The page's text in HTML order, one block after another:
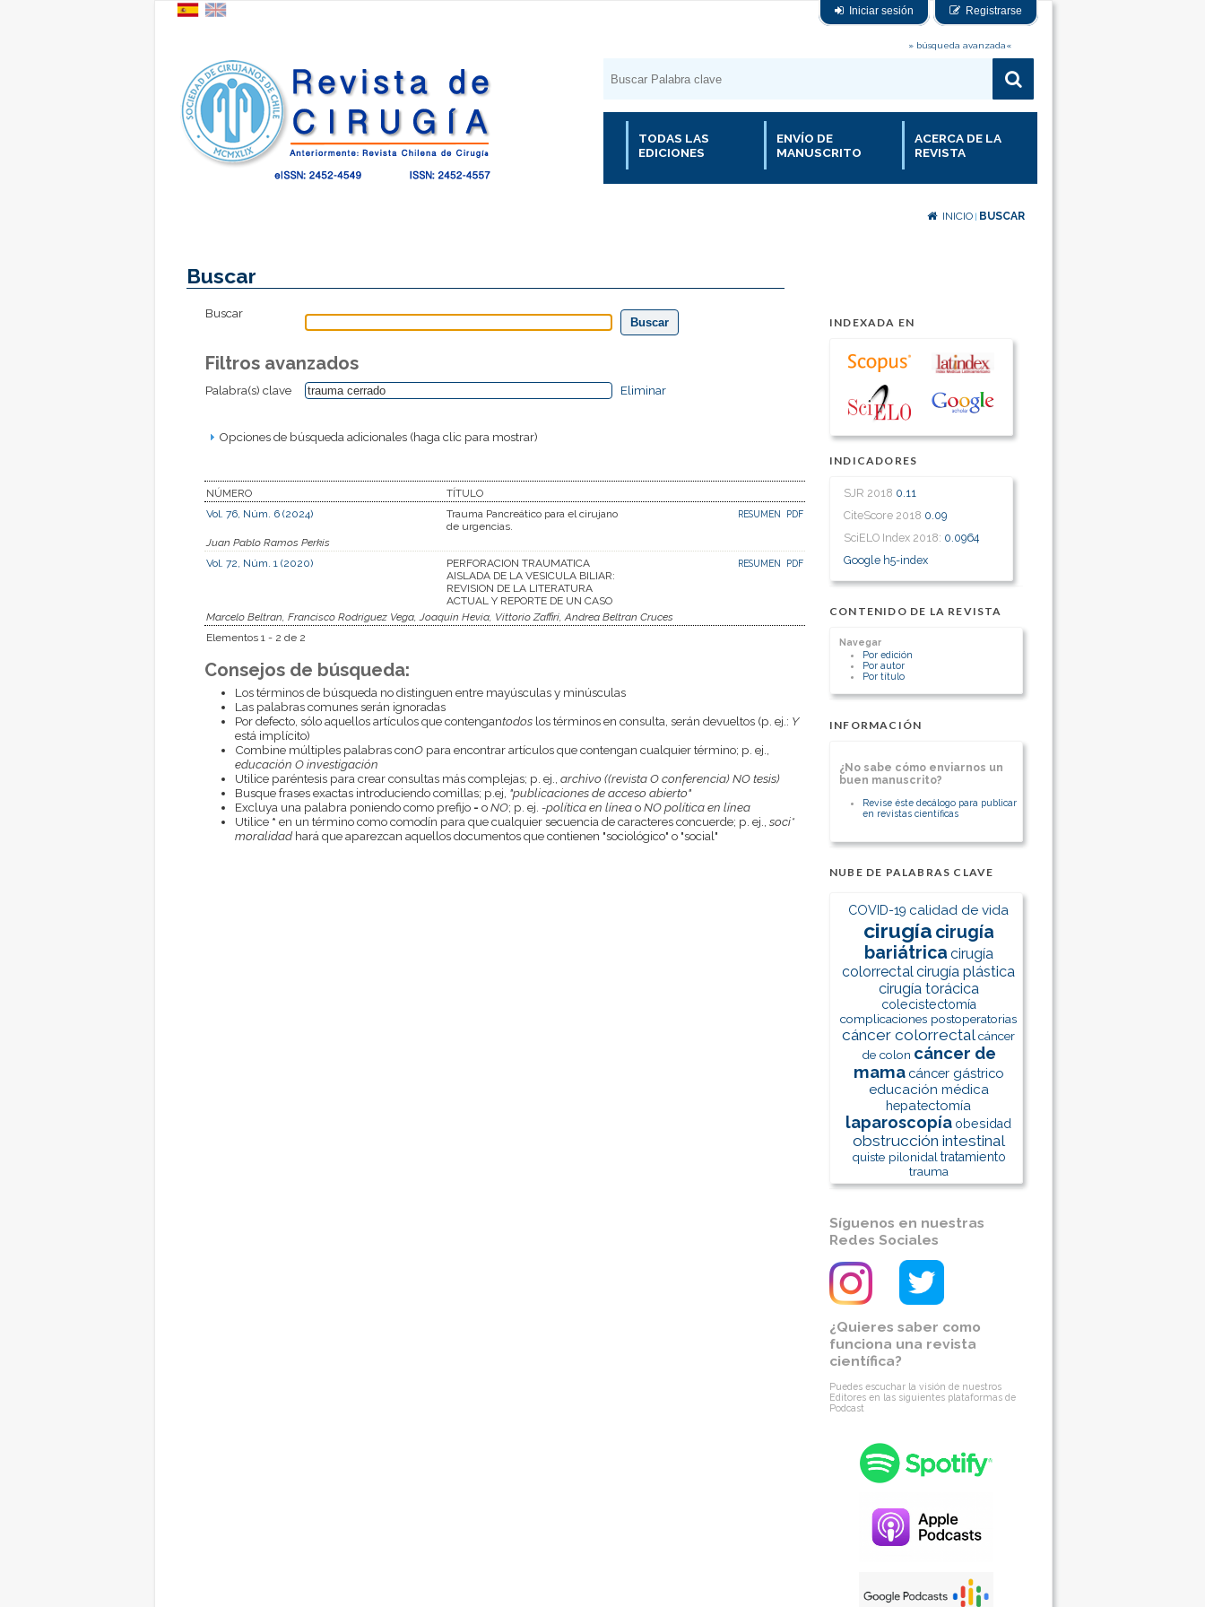
Iniciar sesión Registrarse
» búsqueda avanzada«
TODAS LAS
EDICIONES
ENVÍO DE
MANUSCRITO
ACERCA DE LA
REVISTA
INICIO BUSCAR
INDEXADA EN
INDICADORES
SJR 2018 0.11
CiteScore 2018 0.09
SciELO Index 2018: 0.0964
Google h5-index
CONTENIDO DE LA REVISTA
Navegar
Por edición
Por autor
Por título
INFORMACIÓN
¿No sabe cómo enviarnos un
buen manuscrito?
Revise éste decálogo para publicar
en revistas científicas
NUBE DE PALABRAS CLAVE
COVID-19 calidad de vida
cirugía cirugía
bariátrica cirugía
colorrectalcirugía plástica
cirugía torácica
colecistectomía
complicaciones postoperatorias
cáncer colorrectalcáncer
de colon cáncer de
mama cáncer gástrico
educación médica
hepatectomía
laparoscopía obesidad
obstrucción intestinal
quiste pilonidal tratamiento
trauma
Síguenos en nuestras
Redes Sociales
¿Quieres saber como
funciona una revista
científica?
Puedes escuchar la visión de nuestros
Editores en las siguientes plataformas de
Podcast
Buscar
Buscar
Filtros avanzados
Palabra(s) clave Eliminar
Opciones de búsqueda adicionales (haga clic para mostrar)
NÚMERO
TÍTULO
Vol. 76, Núm. 6 (2024)
Trauma Pancreático para el cirujano
de urgencias.
RESUMEN PDF
Juan Pablo Ramos Perkis
Vol. 72, Núm. 1 (2020)
PERFORACION TRAUMATICA
AISLADA DE LA VESICULA BILIAR:
REVISION DE LA LITERATURA
ACTUAL Y REPORTE DE UN CASO
RESUMEN PDF
Marcelo Beltran, Francisco Rodriguez Vega, Joaquin Hevia, Vittorio Zaffiri, Andrea Beltran Cruces
Elementos 1 - 2 de 2
Consejos de búsqueda:
Los términos de búsqueda no distinguen entre mayúsculas y minúsculas
Las palabras comunes serán ignoradas
Por defecto, sólo aquellos artículos que contengantodoslos términos en consulta, serán devueltos (p. ej.: Y
está implícito)
Combine múltiples palabras conOpara encontrar artículos que contengan cualquier término; p. ej.,
educación O investigación
Utilice paréntesis para crear consultas más complejas; p. ej., archivo ((revista O conferencia) NO tesis)
Busque frases exactas introduciendo comillas; p.ej, "publicaciones de acceso abierto"
Excluya una palabra poniendo como prefijo - oNO; p. ej. -política en líneaoNO política en línea
Utilice * en un término como comodín para que cualquier secuencia de caracteres concuerde; p. ej., soci*
moralidadhará que aparezcan aquellos documentos que contienen "sociológico" o "social"